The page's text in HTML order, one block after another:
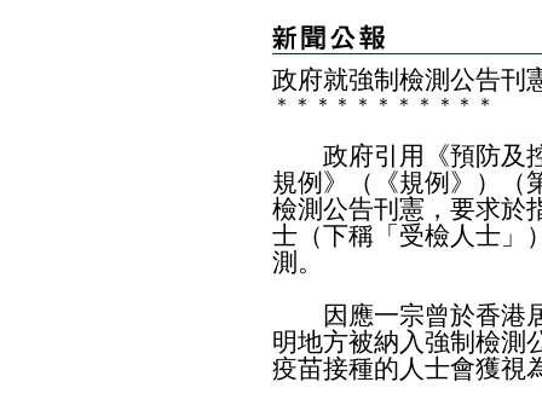
政府就強制檢測公告刊
＊ ＊ ＊ ＊ ＊ ＊ ＊ ＊ ＊ ＊ ＊
政府引用《預防及控
規例》（《規例》）（
檢測公告刊憲，要求於
士（下稱「受檢人士」
測。
因應一宗曾於香港居
明地方被納入強制檢測
疫苗接種的人士會獲視